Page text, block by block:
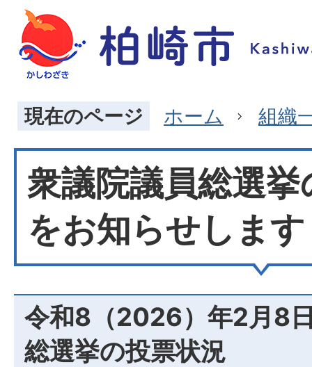
現在のページ ホーム 組織
衆議院議員総選
をお知らせします
令和8（2026）年2月8
総選挙の投票状況